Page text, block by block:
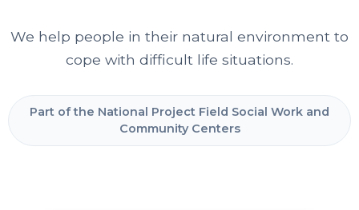
We help people in their natural environment to
cope with difficult life situations.
Part of the National Project Field Social Work and
Community Centers